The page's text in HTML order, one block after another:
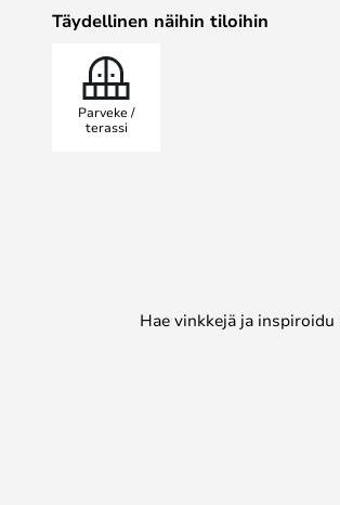
Täydellinen näihin tiloihin
Parveke /
terassi
Hae vinkkejä ja